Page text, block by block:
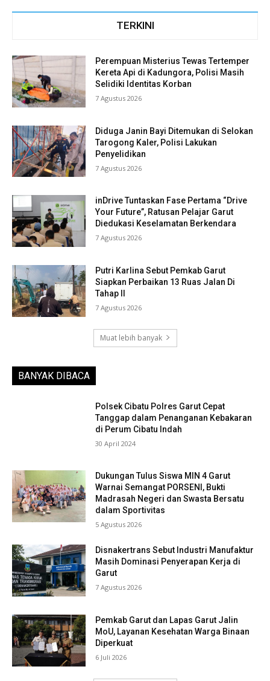
TERKINI
Perempuan Misterius Tewas Tertemper
Kereta Api di Kadungora, Polisi Masih
Selidiki Identitas Korban
7 Agustus 2026
Diduga Janin Bayi Ditemukan di Selokan
Tarogong Kaler, Polisi Lakukan
Penyelidikan
7 Agustus 2026
inDrive Tuntaskan Fase Pertama “Drive
Your Future”, Ratusan Pelajar Garut
Diedukasi Keselamatan Berkendara
7 Agustus 2026
Putri Karlina Sebut Pemkab Garut
Siapkan Perbaikan 13 Ruas Jalan Di
Tahap II
7 Agustus 2026
Muat lebih banyak
BANYAK DIBACA
Polsek Cibatu Polres Garut Cepat
Tanggap dalam Penanganan Kebakaran
di Perum Cibatu Indah
30 April 2024
Dukungan Tulus Siswa MIN 4 Garut
Warnai Semangat PORSENI, Bukti
Madrasah Negeri dan Swasta Bersatu
dalam Sportivitas
5 Agustus 2026
Disnakertrans Sebut Industri Manufaktur
Masih Dominasi Penyerapan Kerja di
Garut
7 Agustus 2026
Pemkab Garut dan Lapas Garut Jalin
MoU, Layanan Kesehatan Warga Binaan
Diperkuat
6 Juli 2026